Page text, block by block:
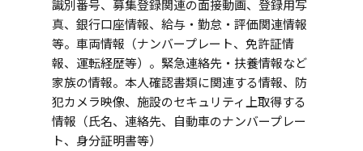
識別番号、募集登録関連の面接動画、登録用写
真、銀行口座情報、給与・勤怠・評価関連情報
等。車両情報（ナンバープレート、免許証情
報、運転経歴等）。緊急連絡先・扶養情報など
家族の情報。本人確認書類に関連する情報、防
犯カメラ映像、施設のセキュリティ上取得する
情報（氏名、連絡先、自動車のナンバープレー
ト、身分証明書等）